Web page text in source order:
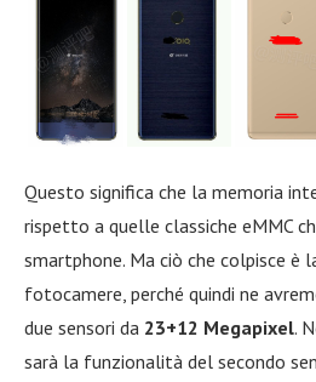
Questo significa che la memoria
rispetto a quelle classiche eMMC
smartphone. Ma ciò che colpisce è
fotocamere, perché quindi ne
due sensori da 23+12 Megapixel.
sarà la funzionalità del secondo